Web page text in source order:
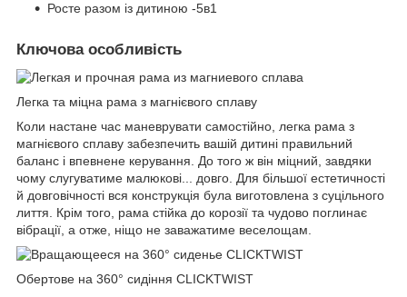
Росте разом із дитиною -5в1
Ключова особливість
Легка та міцна рама з магнієвого сплаву
Коли настане час маневрувати самостійно, легка рама з
магнієвого сплаву забезпечить вашій дитині правильний
баланс і впевнене керування. До того ж він міцний, завдяки
чому слугуватиме малюкові... довго. Для більшої естетичності
й довговічності вся конструкція була виготовлена з суцільного
лиття. Крім того, рама стійка до корозії та чудово поглинає
вібрації, а отже, ніщо не заважатиме веселощам.
Обертове на 360° сидіння CLICKTWIST